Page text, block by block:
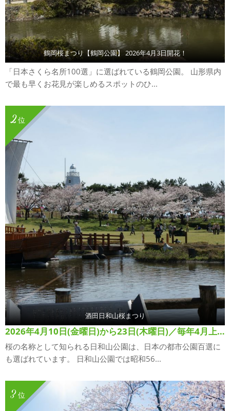
鶴岡桜まつり【鶴岡公園】 2026年4月3日開花！
「日本さくら名所100選」に選ばれている鶴岡公園。 山形県内
で最も早くお花見が楽しめるスポットのひ...
位
2
酒田日和山桜まつり
2026年4月10日(金曜日)から23日(木曜日)／毎年4月上旬から中旬
桜の名称として知られる日和山公園は、日本の都市公園百選に
も選ばれています。 日和山公園では昭和56...
位
3